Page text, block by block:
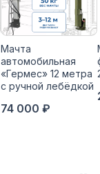
Мачта
автомобильная
«Гермес» 12 метра
с ручной лебёдкой
74 000 ₽